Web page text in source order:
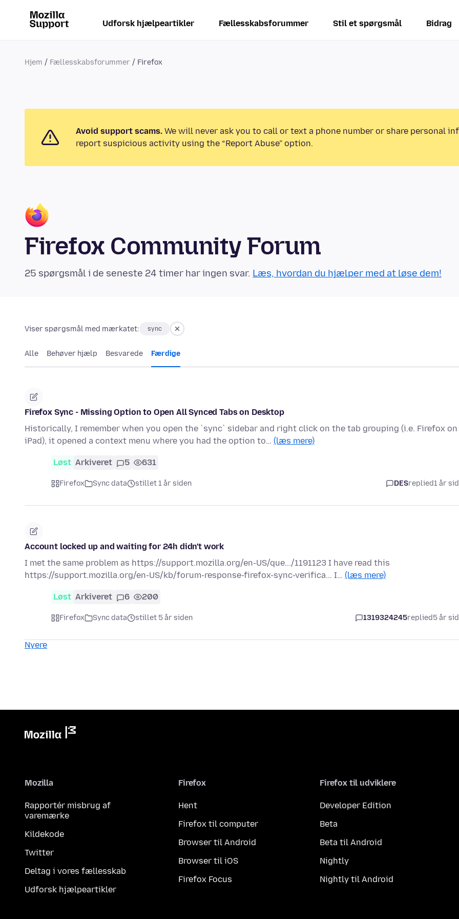
Udforsk hjælpeartikler Fællesskabsforummer Stil et spørgsmål Bidrag
Hjem Fællesskabsforummer Firefox
Avoid support scams. We will never ask you to call or text a phone number or share personal
report suspicious activity using the “Report Abuse” option.
Firefox Community Forum
25 spørgsmål i de seneste 24 timer har ingen svar. Læs, hvordan du hjælper med at løse dem!
Viser spørgsmål med mærkatet: sync
Alle Behøver hjælp Besvarede Færdige
Firefox Sync - Missing Option to Open All Synced Tabs on Desktop
Historically, I remember when you open the `sync` sidebar and right click on the tab grouping (i.e. Firefox on
iPad), it opened a context menu where you had the option to… (læs mere)
Løst Arkiveret 5 631
Firefox Sync data stillet 1 år siden DESreplied1 år
Account locked up and waiting for 24h didn't work
I met the same problem as https://support.mozilla.org/en-US/que.../1191123 I have read this
https://support.mozilla.org/en-US/kb/forum-response-firefox-sync-verifica... I… (læs mere)
Løst Arkiveret 6 200
Firefox Sync data stillet 5 år siden 1319324245replied5 år
Nyere
Mozilla
Rapportér misbrug af
varemærke
Kildekode
Twitter
Deltag i vores fællesskab
Udforsk hjælpeartikler
Firefox
Hent
Firefox til computer
Browser til Android
Browser til iOS
Firefox Focus
Firefox til udviklere
Developer Edition
Beta
Beta til Android
Nightly
Nightly til Android